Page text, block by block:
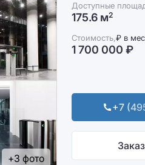
+3 фото
Доступные
175.6 м2
Стоимость,₽ в
1 700 000 ₽
+7